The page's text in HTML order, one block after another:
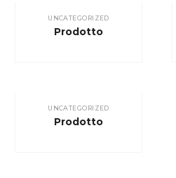
UNCATEGORIZED
Prodotto
UNCATEGORIZED
Prodotto